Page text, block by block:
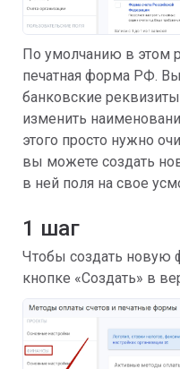
По умолчанию в этом
печатная форма РФ.
банковские
изменить
этого просто нужно
вы можете создать
в ней поля на свое
1 шаг
Чтобы создать новую
кнопке «Создать» в